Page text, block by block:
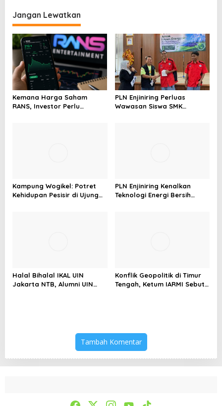
Jangan Lewatkan
Kemana Harga Saham
RANS, Investor Perlu
PLN Enjiniring Perluas
Wawasan Siswa SMK
Kampung Wogikel: Potret
Kehidupan Pesisir di Ujung
PLN Enjiniring Kenalkan
Teknologi Energi Bersih
Halal Bihalal IKAL UIN
Jakarta NTB, Alumni UIN
Konflik Geopolitik di Timur
Tengah, Ketum IARMI Sebut
Tambah Komentar